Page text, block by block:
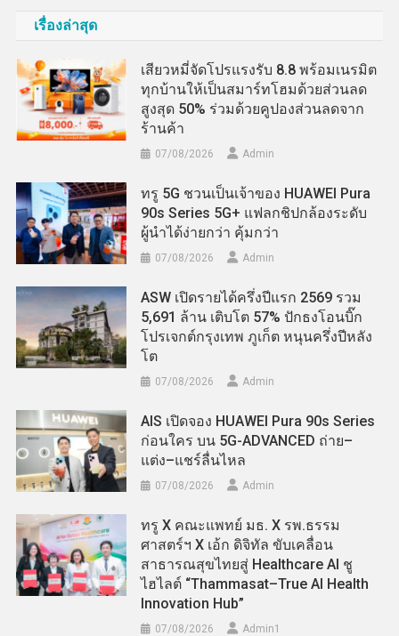
เรื่องล่าสุด
เสียวหมี่จัดโปรแรงรับ 8.8 พร้อมเนรมิต
ทุกบ้านให้เป็นสมาร์ทโฮมด้วยส่วนลด
สูงสุด 50% ร่วมด้วยคูปองส่วนลดจาก
ร้านค้า
07/08/2026 Admin
ทรู 5G ชวนเป็นเจ้าของ HUAWEI Pura
90s Series 5G+ แฟลกชิปกล้องระดับ
ผู้นำได้ง่ายกว่า คุ้มกว่า
07/08/2026 Admin
ASW เปิดรายได้ครึ่งปีแรก 2569 รวม
5,691 ล้าน เติบโต 57% ปักธงโอนบิ๊ก
โปรเจกต์กรุงเทพ ภูเก็ต หนุนครึ่งปีหลัง
โต
07/08/2026 Admin
AIS เปิดจอง HUAWEI Pura 90s Series
ก่อนใคร บน 5G-ADVANCED ถ่าย–
แต่ง–แชร์ลื่นไหล
07/08/2026 Admin
ทรู X คณะแพทย์ มธ. X รพ.ธรรม
ศาสตร์ฯ X เอ้ก ดิจิทัล ขับเคลื่อน
สาธารณสุขไทยสู่ Healthcare AI ชู
ไฮไลต์ “Thammasat–True AI Health
Innovation Hub”
07/08/2026 Admin​1